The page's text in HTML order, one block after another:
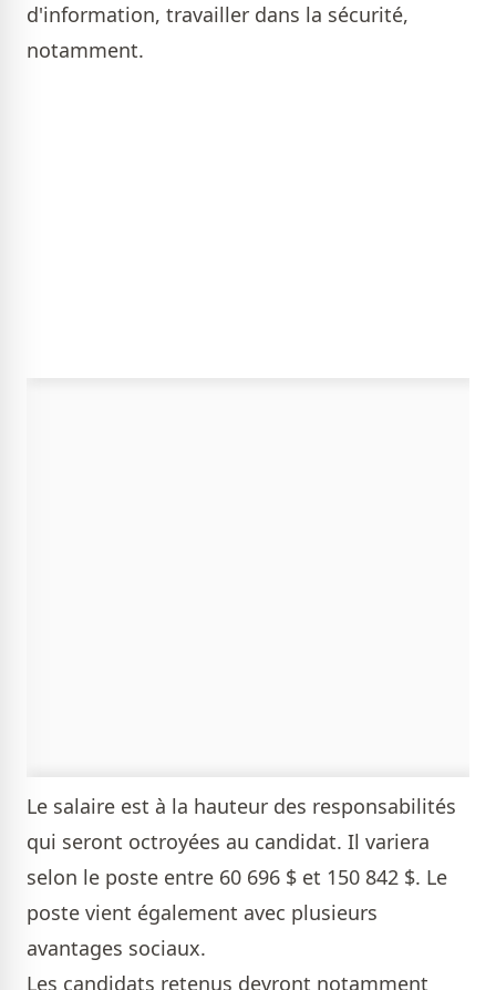
d'information, travailler dans la sécurité,
notamment.
Le salaire est à la hauteur des responsabilités
qui seront octroyées au candidat. Il variera
selon le poste entre 60 696 $ et 150 842 $. Le
poste vient également avec plusieurs
avantages sociaux.
Les candidats retenus devront notamment